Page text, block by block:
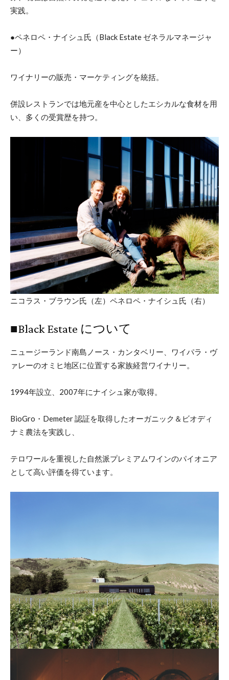
実践。
●ペネロペ・ナイシュ氏（Black Estate ゼネラルマネージャ
ー）
ワイナリーの販売・マーケティングを統括。
併設レストランでは地元産を中心としたエシカルな食材を用
い、多くの受賞歴を持つ。
ニコラス・ブラウン氏（左）ペネロペ・ナイシュ氏（右）
■Black Estate について
ニュージーランド南島ノース・カンタベリー、ワイパラ・ヴ
ァレーのオミヒ地区に位置する家族経営ワイナリー。
1994年設立、2007年にナイシュ家が取得。
BioGro・Demeter 認証を取得したオーガニック＆ビオディ
ナミ農法を実践し、
テロワールを重視した自然派プレミアムワインのパイオニア
として高い評価を得ています。